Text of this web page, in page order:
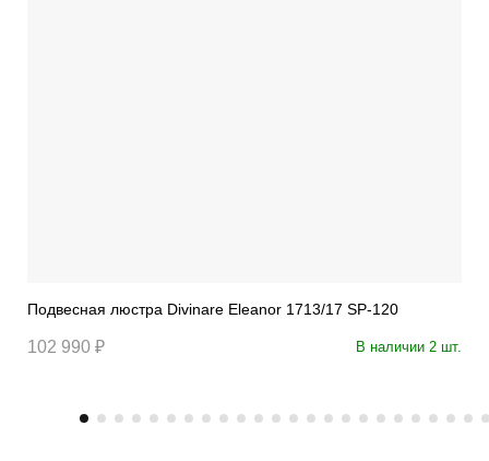
Подвесная люстра Divinare Eleanor 1713/17 SP-120
102 990 ₽ В наличии 2 шт.